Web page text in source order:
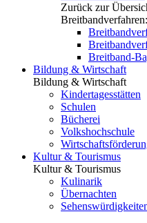
Zurück zur
Breitbandverfahren:
Breitband-
Bildung & Wirtschaft
Bildung & Wirtschaft
Kindertagesstätten
Schulen
Bücherei
Volkshochschule
Kultur & Tourismus
Kultur & Tourismus
Kulinarik
Übernachten